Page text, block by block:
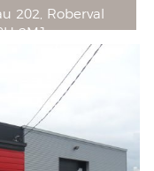
202, Roberval
2M1